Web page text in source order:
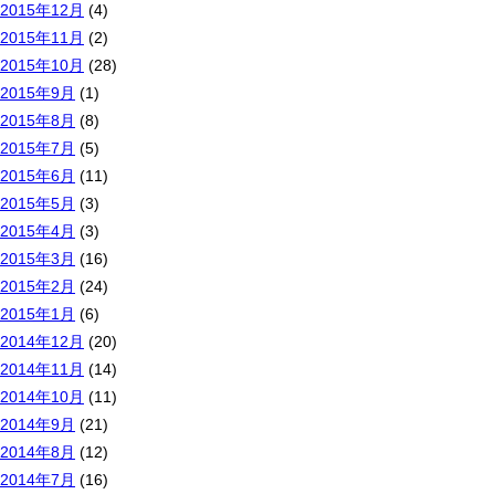
2015年12月 (4)
2015年11月 (2)
2015年10月 (28)
2015年9月 (1)
2015年8月 (8)
2015年7月 (5)
2015年6月 (11)
2015年5月 (3)
2015年4月 (3)
2015年3月 (16)
2015年2月 (24)
2015年1月 (6)
2014年12月 (20)
2014年11月 (14)
2014年10月 (11)
2014年9月 (21)
2014年8月 (12)
2014年7月 (16)